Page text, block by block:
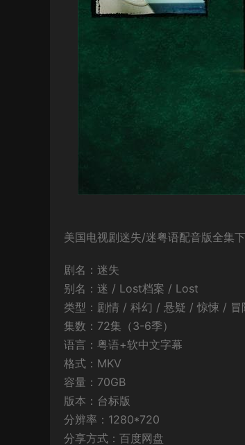
美国电视剧迷失/迷粤语配音版全集
剧名：迷失
别名：迷 / Lost档案 / Lost
类型：剧情 / 科幻 / 悬疑 / 惊悚 / 冒
集数：72集（3-6季）
语言：粤语+软中文字幕
格式：MKV
容量：70GB
版本：台标版
分辨率：1280*720
分享方式：百度网盘